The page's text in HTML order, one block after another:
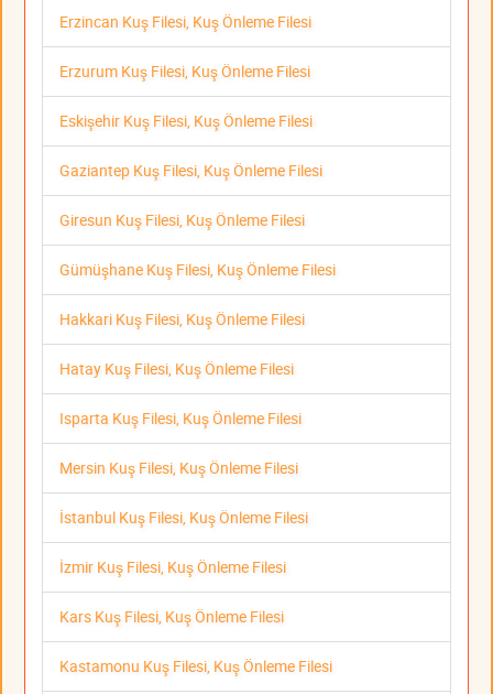
Erzincan Kuş Filesi, Kuş Önleme Filesi
Erzurum Kuş Filesi, Kuş Önleme Filesi
Eskişehir Kuş Filesi, Kuş Önleme Filesi
Gaziantep Kuş Filesi, Kuş Önleme Filesi
Giresun Kuş Filesi, Kuş Önleme Filesi
Gümüşhane Kuş Filesi, Kuş Önleme Filesi
Hakkari Kuş Filesi, Kuş Önleme Filesi
Hatay Kuş Filesi, Kuş Önleme Filesi
Isparta Kuş Filesi, Kuş Önleme Filesi
Mersin Kuş Filesi, Kuş Önleme Filesi
İstanbul Kuş Filesi, Kuş Önleme Filesi
İzmir Kuş Filesi, Kuş Önleme Filesi
Kars Kuş Filesi, Kuş Önleme Filesi
Kastamonu Kuş Filesi, Kuş Önleme Filesi